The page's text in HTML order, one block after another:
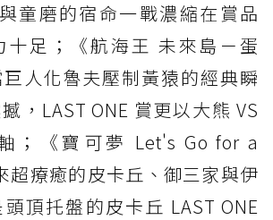
童磨的宿命一戰濃縮在賞品
十足；《航海王 未來島－蛋
人化魯夫壓制黃猿的經典瞬
，LAST ONE 賞更以大熊 VS
；《寶可夢 Let's Go for a
超療癒的皮卡丘、御三家與伊
頂托盤的皮卡丘 LAST ONE